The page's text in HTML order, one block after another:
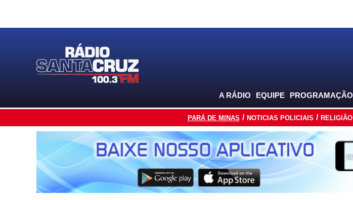
A RÁDIO EQUIPE PROGRAMAÇÃO
PARÁ DE MINAS NOTICIAS POLICIAIS RELIGIÃO